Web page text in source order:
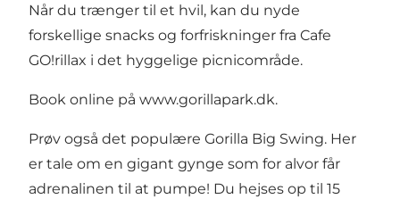
Når du trænger til et hvil, kan du nyde
forskellige snacks og forfriskninger fra Cafe
GO!rillax i det hyggelige picnicområde.
Book online på www.gorillapark.dk.
Prøv også det populære Gorilla Big Swing. Her
er tale om en gigant gynge som for alvor får
adrenalinen til at pumpe! Du hejses op til 15